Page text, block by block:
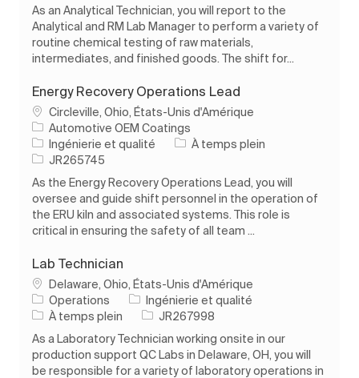
As an Analytical Technician, you will report to the
Analytical and RM Lab Manager to perform a variety of
routine chemical testing of raw materials,
intermediates, and finished goods. The shift for...
Energy Recovery Operations Lead
Emplacement
Circleville, Ohio, États-Unis d'Amérique
Automotive OEM Coatings
Catégorie
Ingénierie et qualité Type d’emploi
À temps plein
ID de l’emploi
JR265745
As the Energy Recovery Operations Lead, you will
oversee and guide shift personnel in the operation of
the ERU kiln and associated systems. This role is
critical in ensuring the safety of all team ...
Lab Technician
Emplacement
Delaware, Ohio, États-Unis d'Amérique
Operations
Catégorie
Ingénierie et qualité
Type d’emploi
À temps plein ID de l’emploi
JR267998
As a Laboratory Technician working onsite in our
production support QC Labs in Delaware, OH, you will
be responsible for a variety of laboratory operations in